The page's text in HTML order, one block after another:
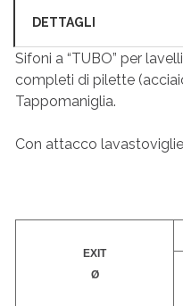
DETTAGLI
Sifoni a “TUBO” per
completi di pilette
Tappomaniglia.
Con attacco
EXIT
Ø